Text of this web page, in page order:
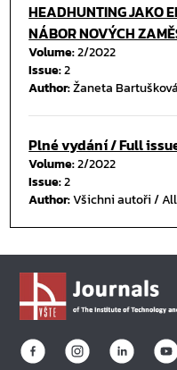
HEADHUNTING JAKO
NÁBOR NOVÝCH
Volume:2/2022
Issue:2
Author:Žaneta Bartušková
Plné vydání / Full
Volume:2/2022
Issue:2
Author:Všichni autoři /